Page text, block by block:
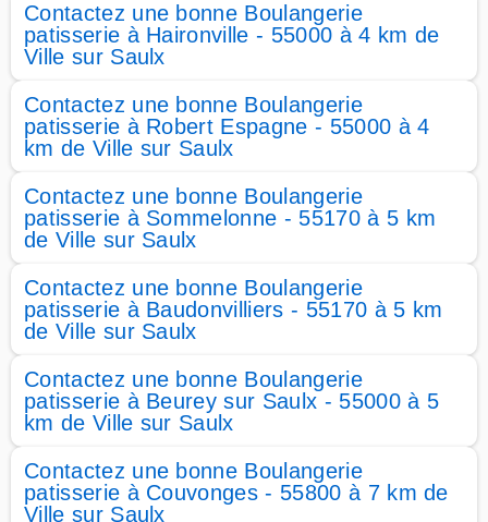
Contactez une bonne Boulangerie
patisserie à Haironville - 55000 à 4 km de
Ville sur Saulx
Contactez une bonne Boulangerie
patisserie à Robert Espagne - 55000 à 4
km de Ville sur Saulx
Contactez une bonne Boulangerie
patisserie à Sommelonne - 55170 à 5 km
de Ville sur Saulx
Contactez une bonne Boulangerie
patisserie à Baudonvilliers - 55170 à 5 km
de Ville sur Saulx
Contactez une bonne Boulangerie
patisserie à Beurey sur Saulx - 55000 à 5
km de Ville sur Saulx
Contactez une bonne Boulangerie
patisserie à Couvonges - 55800 à 7 km de
Ville sur Saulx